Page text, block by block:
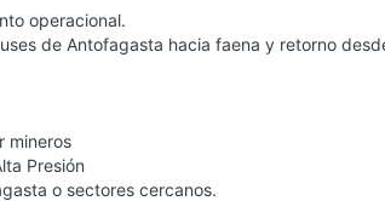
operacional.
de Antofagasta hacia faena y retorno
mineros
Presión
o sectores cercanos.